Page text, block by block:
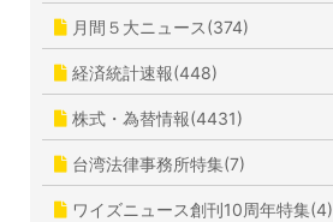
月間５大ニュース(374)
経済統計速報(448)
株式・為替情報(4431)
台湾法律事務所特集(7)
ワイズニュース創刊10周年特集(4)